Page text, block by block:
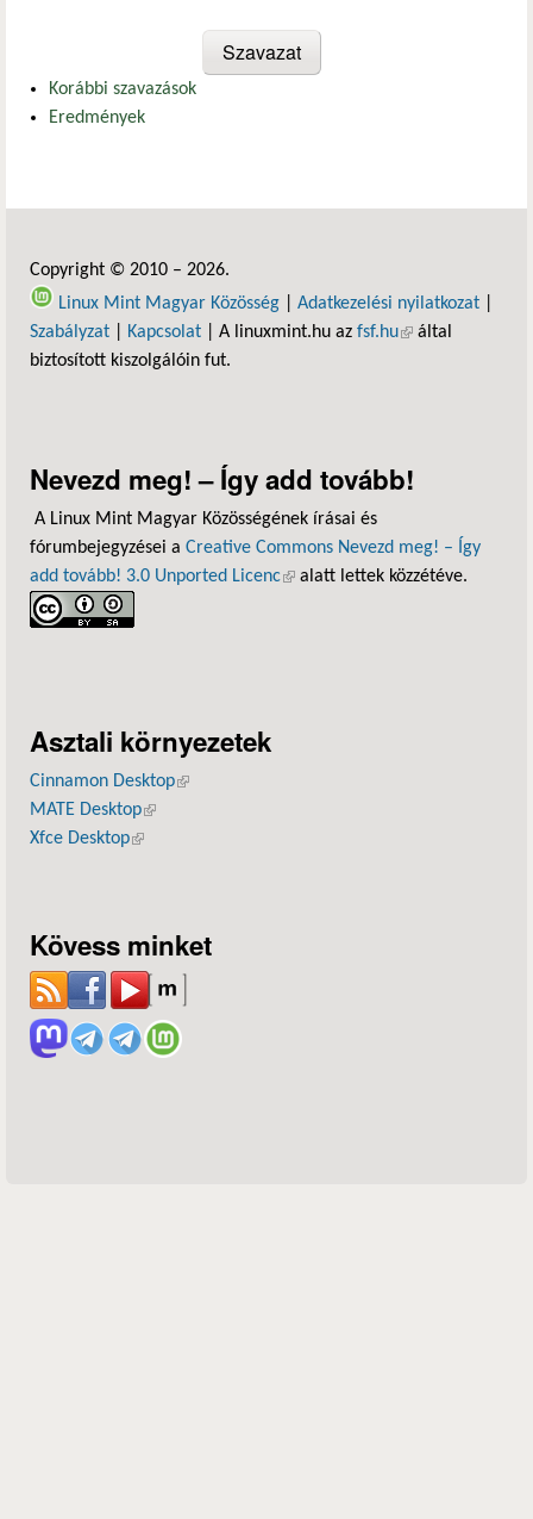
Korábbi szavazások
Eredmények
Copyright © 2010 – 2026.
Linux Mint Magyar Közösség
Adatkezelési nyilatkozat
Szabályzat
Kapcsolat | A linuxmint.hu az fsf.hu(külső hivatkozás)
által
biztosított kiszolgálóin fut.
Nevezd meg! – Így add tovább!
A Linux Mint Magyar Közösségének írásai és
fórumbejegyzései a Creative Commons Nevezd meg! – Így
add tovább! 3.0 Unported Licenc(külső hivatkozás)
alatt lettek közzétéve.
Asztali környezetek
Cinnamon Desktop(külső hivatkozás)
MATE Desktop(külső hivatkozás)
Xfce Desktop(külső hivatkozás)
Kövess minket